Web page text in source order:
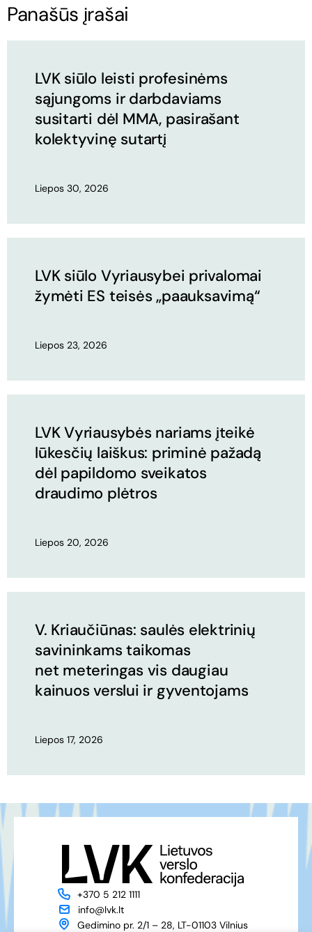
Panašūs įrašai
LVK siūlo leisti profesinėms
sąjungoms ir darbdaviams
susitarti dėl MMA, pasirašant
kolektyvinę sutartį
Liepos 30, 2026
LVK siūlo Vyriausybei privalomai
žymėti ES teisės „paauksavimą“
Liepos 23, 2026
LVK Vyriausybės nariams įteikė
lūkesčių laiškus: priminė pažadą
dėl papildomo sveikatos
draudimo plėtros
Liepos 20, 2026
V. Kriaučiūnas: saulės elektrinių
savininkams taikomas
net meteringas vis daugiau
kainuos verslui ir gyventojams
Liepos 17, 2026
+370 5 212 1111
info@lvk.lt
Gedimino pr. 2/1 – 28, LT-01103 Vilnius